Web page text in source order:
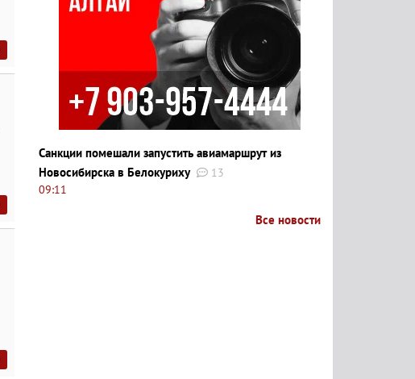
Санкции помешали запустить авиамаршрут из
Новосибирска в Белокуриху
13
09:11
Все новости